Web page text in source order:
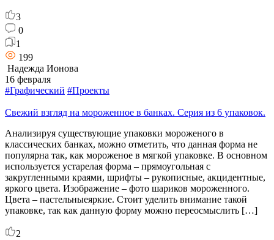
3
0
1
199
Надежда Ионова
16 февраля
#Графический #Проекты
Свежий взгляд на мороженное в банках. Серия из 6 упаковок.
Анализируя существующие упаковки мороженого в
классических банках, можно отметить, что данная форма не
популярна так, как мороженое в мягкой упаковке. В основном
используется устарелая форма – прямоугольная с
закругленными краями, шрифты – рукописные, акцидентные,
яркого цвета. Изображение – фото шариков мороженного.
Цвета – пастельныеяркие. Стоит уделить внимание такой
упаковке, так как данную форму можно переосмыслить […]
2